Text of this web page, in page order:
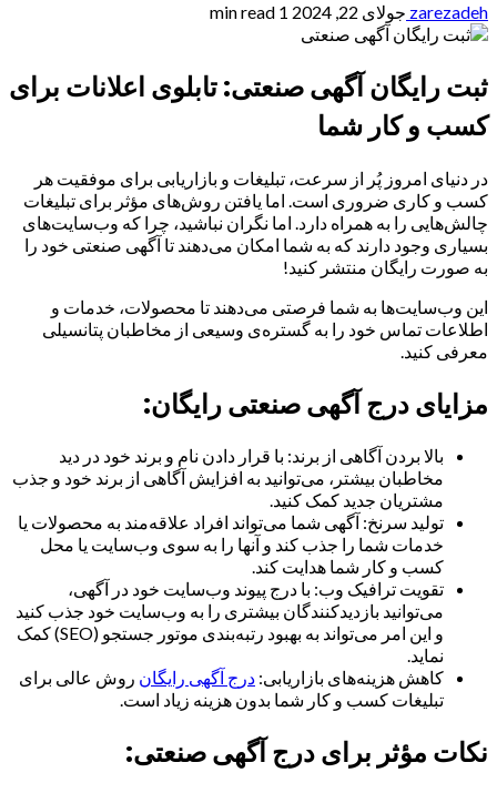
zarezadeh جولای 22, 2024 1 min read
ثبت رایگان آگهی صنعتی: تابلوی اعلانات برای
کسب و کار شما
در دنیای امروز پُر از سرعت، تبلیغات و بازاریابی برای موفقیت هر
کسب و کاری ضروری است. اما یافتن روش‌های مؤثر برای تبلیغات
چالش‌هایی را به همراه دارد. اما نگران نباشید، چرا که وب‌سایت‌های
بسیاری وجود دارند که به شما امکان می‌دهند تا آگهی صنعتی خود را
به صورت رایگان منتشر کنید!
این وب‌سایت‌ها به شما فرصتی می‌دهند تا محصولات، خدمات و
اطلاعات تماس خود را به گستره‌ی وسیعی از مخاطبان پتانسیلی
معرفی کنید.
مزایا‌ی درج آگهی صنعتی رایگان:
بالا بردن آگاهی از برند: با قرار دادن نام و برند خود در دید
مخاطبان بیشتر، می‌توانید به افزایش آگاهی از برند خود و جذب
مشتریان جدید کمک کنید.
تولید سرنخ: آگهی شما می‌تواند افراد علاقه‌مند به محصولات یا
خدمات شما را جذب کند و آنها را به سوی وب‌سایت یا محل
کسب و کار شما هدایت کند.
تقویت ترافیک وب: با درج پیوند وب‌سایت خود در آگهی،
می‌توانید بازدیدکنندگان بیشتری را به وب‌سایت خود جذب کنید
و این امر می‌تواند به بهبود رتبه‌بندی موتور جستجو (SEO) کمک
نماید.
کاهش هزینه‌های بازاریابی: درج آگهی رایگان روش عالی برای
تبلیغات کسب و کار شما بدون هزینه زیاد است.
نکات مؤثر برای درج آگهی صنعتی: